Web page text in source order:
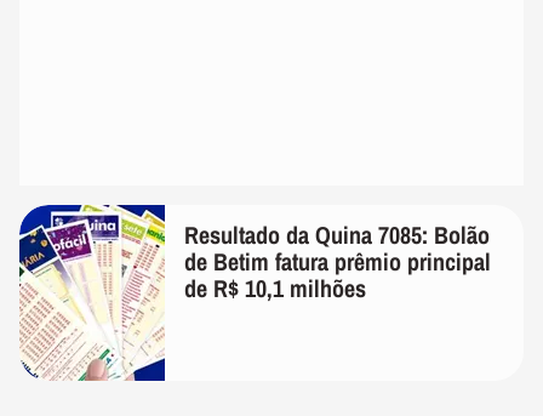
Resultado da Quina 7085: Bolão
de Betim fatura prêmio principal
de R$ 10,1 milhões